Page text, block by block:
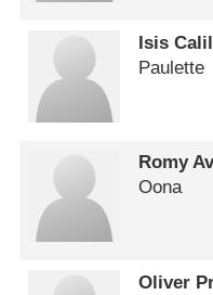
Isis
Paulette
Romy
Oona
Oliver